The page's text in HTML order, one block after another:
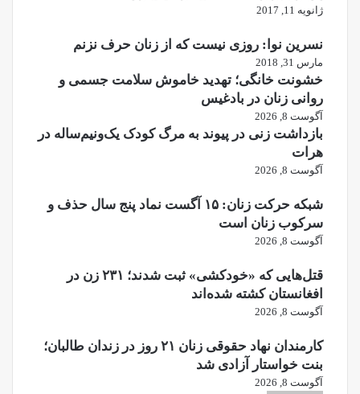
ژانویه 11, 2017
نسرین نوا: روزی نیست که از زنان حرف نزنم
مارس 31, 2018
خشونت خانگی؛ تهدید خاموش سلامت جسمی و
روانی زنان در بادغیس
آگوست 8, 2026
بازداشت زنی در پیوند به مرگ کودک یک‌ونیم‌ساله در
هرات
آگوست 8, 2026
شبکه حرکت زنان: ۱۵ آگست نماد پنج سال حذف و
سرکوب زنان است
آگوست 8, 2026
قتل‌هایی که «خودکشی» ثبت شدند؛ ۲۳۱ زن در
افغانستان کشته شده‌اند
آگوست 8, 2026
کارمندان نهاد حقوقی زنان ۲۱ روز در زندان طالبان؛
بنت خواستار آزادی شد
آگوست 8, 2026